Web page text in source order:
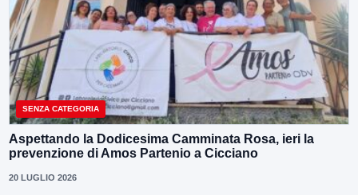
SENZA CATEGORIA
Aspettando la Dodicesima Camminata Rosa, ieri la
prevenzione di Amos Partenio a Cicciano
20 LUGLIO 2026